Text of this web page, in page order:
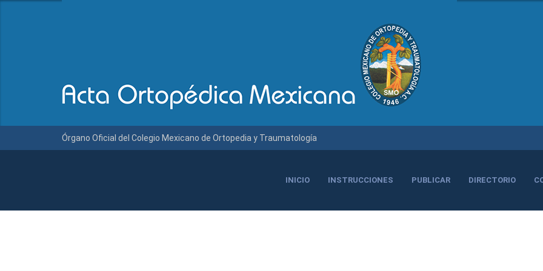
Órgano Oficial del Colegio Mexicano de Ortopedia y Traumatología
INICIO INSTRUCCIONES PUBLICAR DIRECTORIO